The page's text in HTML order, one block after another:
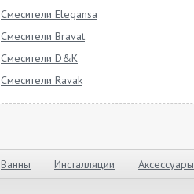
Смесители Elegansa
Смесители Bravat
Смесители D&K
Смесители Ravak
Ванны Инсталляции Аксессуары